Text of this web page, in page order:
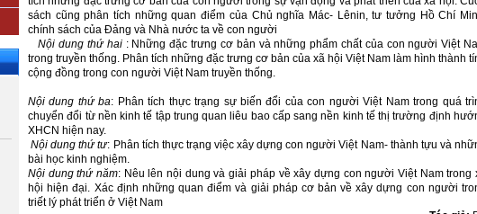
sách cũng phân tích những quan điểm của Chủ nghĩa Mác- Lênin, tư tưởng Hồ Chí
chính sách của Đảng và Nhà nước ta về con người
Nội dung thứ hai: Những đặc trưng cơ bản và những phẩm chất của con người Việt
trong truyền thống. Phân tích những đặc trưng cơ bản của xã hội Việt Nam làm hình thành
cộng đồng trong con người Việt Nam truyền thống.
Nội dung thứ ba: Phân tích thực trạng sự biến đổi của con người Việt Nam trong quá
chuyển đổi từ nền kinh tế tập trung quan liêu bao cấp sang nền kinh tế thị trường định
XHCN hiện nay.
Nội dung thứ tư: Phân tích thực trạng việc xây dựng con người Việt Nam- thành tựu và
bài học kinh nghiệm.
Nội dung thứ năm: Nêu lên nội dung và giải pháp về xây dựng con người Việt Nam trong
hội hiện đại. Xác định những quan điểm và giải pháp cơ bản về xây dựng con người
triết lý phát triển ở Việt Nam